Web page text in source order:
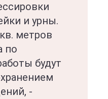
и урны.
метров
по
будут
-